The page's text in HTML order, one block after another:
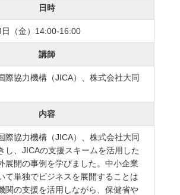
日時
（金）14:00-16:00
講師
際協力機構（JICA）、株式会社大同
内容
際協力機構（JICA）、株式会社大同
し、JICAの支援スキームを活用した
展開の事例を学びました。中小企業
て単独でビジネスを展開することは
関の支援を活用しながら、保健省や